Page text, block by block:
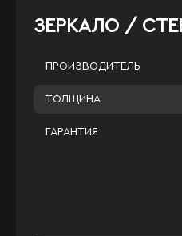
ЗЕРКАЛО /
ПРОИЗВОДИТЕЛЬ
ТОЛЩИНА
ГАРАНТИЯ